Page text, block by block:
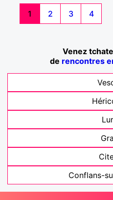
1 2 3 4
Venez
de rencontres
Conflans-